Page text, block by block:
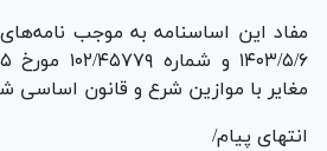
مغایر با موازین شرع و قانون اساسی
انتهای پیام/